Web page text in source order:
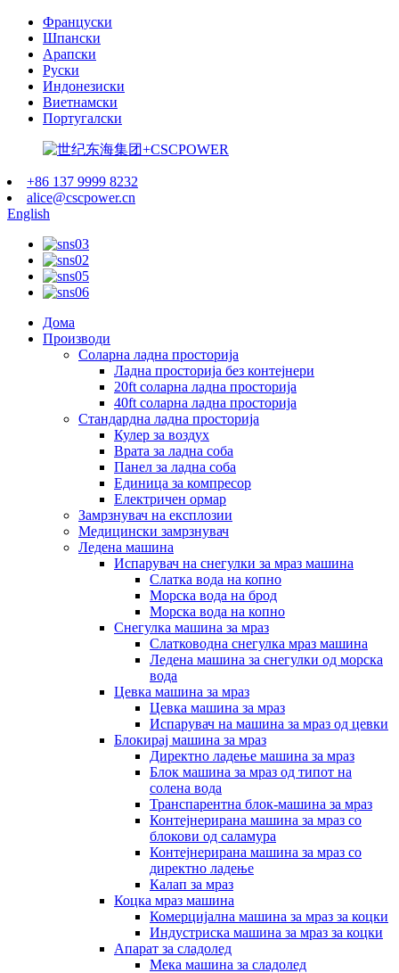
Француски
Шпански
Арапски
Руски
Индонезиски
Виетнамски
Португалски
+86 137 9999 8232
alice@cscpower.cn
English
Дома
Производи
Соларна ладна просторија
Ладна просторија без контејнери
20ft соларна ладна просторија
40ft соларна ладна просторија
Стандардна ладна просторија
Кулер за воздух
Врата за ладна соба
Панел за ладна соба
Единица за компресор
Електричен ормар
Замрзнувач на експлозии
Медицински замрзнувач
Ледена машина
Испарувач на снегулки за мраз машина
Слатка вода на копно
Морска вода на брод
Морска вода на копно
Снегулка машина за мраз
Слатководна снегулка мраз машина
Ледена машина за снегулки од морска
вода
Цевка машина за мраз
Цевка машина за мраз
Испарувач на машина за мраз од цевки
Блокирај машина за мраз
Директно ладење машина за мраз
Блок машина за мраз од типот на
солена вода
Транспарентна блок-машина за мраз
Контејнерирана машина за мраз со
блокови од саламура
Контејнерирана машина за мраз со
директно ладење
Калап за мраз
Коцка мраз машина
Комерцијална машина за мраз за коцки
Индустриска машина за мраз за коцки
Апарат за сладолед
Мека машина за сладолед